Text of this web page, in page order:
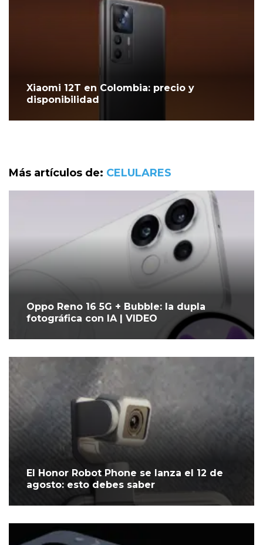
Xiaomi 12T en Colombia: precio y
disponibilidad
Más artículos de: CELULARES
Oppo Reno 16 5G + Bubble: la dupla
fotográfica con IA | VIDEO
El Honor Robot Phone se lanza el 12 de
agosto: esto debes saber